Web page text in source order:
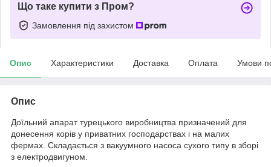
Що таке купити з Пром?
Замовлення під захистом
Опис Характеристики Доставка Оплата Умови
Опис
Доїльний апарат турецького виробництва призначений для
донесення корів у приватних господарствах і на малих
фермах. Складається з вакуумного насоса сухого типу в зборі
з електродвигуном.